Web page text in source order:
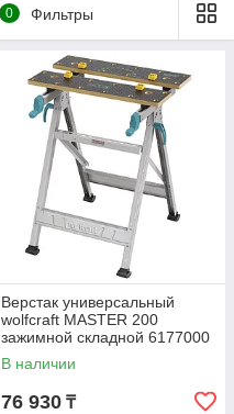
0 Фильтры
Верстак универсальный
wolfcraft MASTER 200
зажимной складной 6177000
В наличии
76 930 ₸